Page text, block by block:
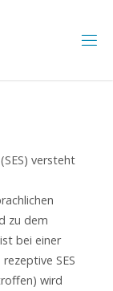
versteht
zu dem
bei einer
SES
wird